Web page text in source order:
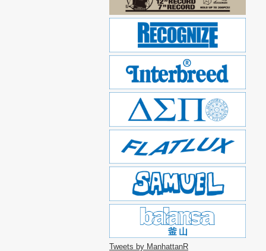
Tweets by ManhattanR